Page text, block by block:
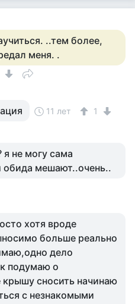
..тем более,
меня. .
11 лет 1
я не могу сама
обида мешают..очень..
хотя вроде
больше реально
дело
подумаю о
крышу сносить начинаю
с незнакомыми